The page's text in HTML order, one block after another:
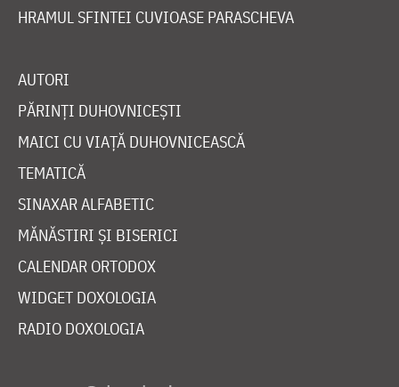
HRAMUL SFINTEI CUVIOASE PARASCHEVA
AUTORI
PĂRINȚI DUHOVNICEȘTI
MAICI CU VIAȚĂ DUHOVNICEASCĂ
TEMATICĂ
SINAXAR ALFABETIC
MĂNĂSTIRI ȘI BISERICI
CALENDAR ORTODOX
WIDGET DOXOLOGIA
RADIO DOXOLOGIA